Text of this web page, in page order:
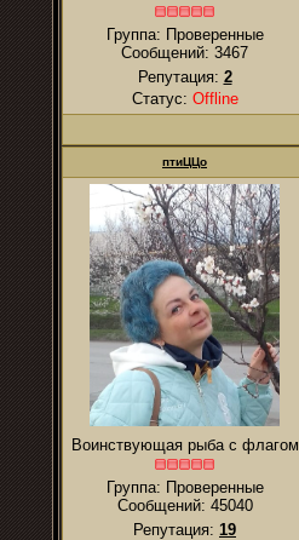
Группа: Проверенные
Сообщений: 3467
Репутация: 2
Статус: Offline
птиЦЦо
Воинствующая рыба с флагом
Группа: Проверенные
Сообщений: 45040
Репутация: 19